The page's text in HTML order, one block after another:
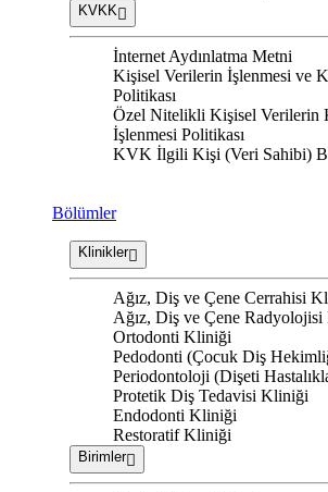
KVKK
İnternet Aydınlatma Metni
Kişisel Verilerin İşlenmesi ve
Politikası
Özel Nitelikli Kişisel Verilerin
İşlenmesi Politikası
KVK İlgili Kişi (Veri Sahibi)
Bölümler
Klinikler
Ağız, Diş ve Çene Cerrahisi
Ağız, Diş ve Çene
Ortodonti Kliniği
Pedodonti (Çocuk Diş
Periodontoloji (Dişeti
Protetik Diş Tedavisi Kliniği
Endodonti Kliniği
Restoratif Kliniği
Birimler